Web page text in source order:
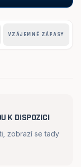
VZÁJEMNÉ ZÁPASY
K DISPOZICI
zobrazí se tady